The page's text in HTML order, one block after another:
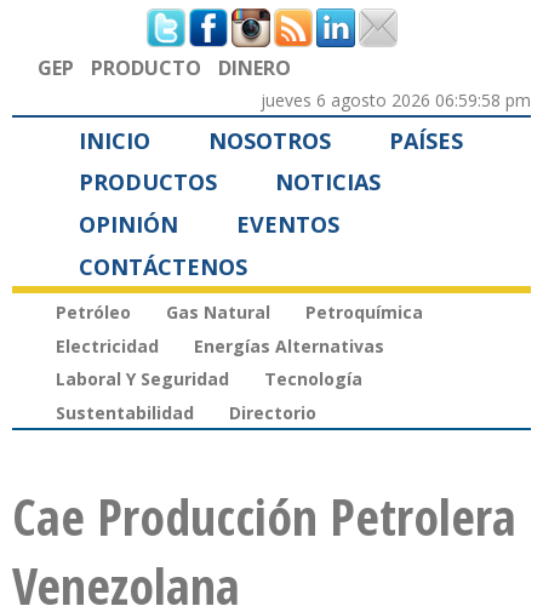
Formulario de búsqueda
GEP PRODUCTO DINERO
jueves 6 agosto 2026 06:59:58 pm
INICIO NOSOTROS
PAÍSES
PRODUCTOS
NOTICIAS
OPINIÓN
EVENTOS
CONTÁCTENOS
Petróleo Gas Natural
Petroquímica
Electricidad
Energías Alternativas
Laboral Y Seguridad
Tecnología
Sustentabilidad
Directorio
Cae Producción Petrolera
Venezolana